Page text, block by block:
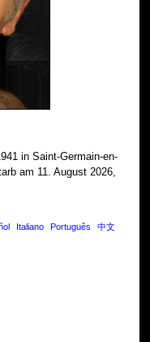
in Saint-Germain-en-
am 11. August 2026,
Italiano Português 中文